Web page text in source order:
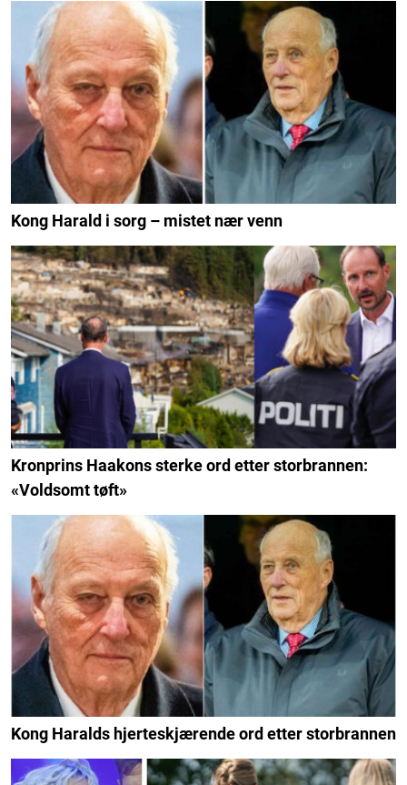
Kong Harald i sorg – mistet nær venn
Kronprins Haakons sterke ord etter storbrannen:
«Voldsomt tøft»
Kong Haralds hjerteskjærende ord etter storbrannen